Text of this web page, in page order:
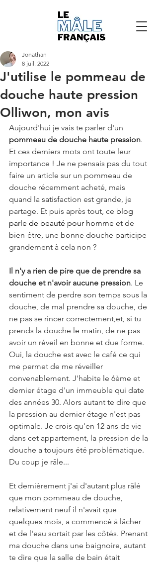
J'utilise le pommeau de
douche haute pression
Olliwon, mon avis
Jonathan
8 juil. 2022
Aujourd'hui je vais te parler d'un
pommeau de douche haute pression.
Et ces derniers mots ont toute leur
importance ! Je ne pensais pas du tout
faire un article sur un pommeau de
douche récemment acheté, mais
quand la satisfaction est grande, je
partage. Et puis après tout, ce blog
parle de beauté pour homme et de
bien-être, une bonne douche participe
grandement à cela non ?
Il n'y a rien de pire que de prendre sa
douche et n'avoir aucune pression. Le
sentiment de perdre son temps sous la
douche, de mal prendre sa douche, de
ne pas se rincer correctement,et, si tu
prends la douche le matin, de ne pas
avoir un réveil en bonne et due forme.
Oui, la douche est avec le café ce qui
me permet de me réveiller
convenablement. J'habite le 6ème et
dernier étage d'un immeuble qui date
des années 30. Alors autant te dire que
la pression au dernier étage n'est pas
optimale. Je crois qu'en 12 ans de vie
dans cet appartement, la pression de la
douche a toujours été problématique.
Du coup je râle...
Et dernièrement j'ai d'autant plus râlé
que mon pommeau de douche,
relativement neuf il n'avait que
quelques mois, a commencé à lâcher
et de l'eau sortait par les côtés. Prenant
ma douche dans une baignoire, autant
te dire que la salle de bain était